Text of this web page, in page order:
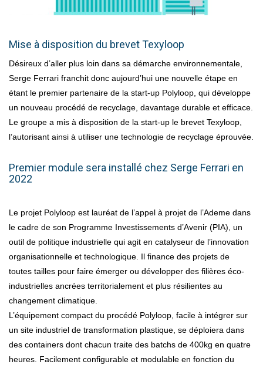
Mise à disposition du brevet Texyloop
Désireux d’aller plus loin dans sa démarche environnementale,
Serge Ferrari franchit donc aujourd’hui une nouvelle étape en
étant le premier partenaire de la start-up Polyloop, qui développe
un nouveau procédé de recyclage, davantage durable et efficace.
Le groupe a mis à disposition de la start-up le brevet Texyloop,
l’autorisant ainsi à utiliser une technologie de recyclage éprouvée.
Premier module sera installé chez Serge Ferrari en
2022
Le projet Polyloop est lauréat de l’appel à projet de l’Ademe dans
le cadre de son Programme Investissements d’Avenir (PIA), un
outil de politique industrielle qui agit en catalyseur de l’innovation
organisationnelle et technologique. Il finance des projets de
toutes tailles pour faire émerger ou développer des filières éco-
industrielles ancrées territorialement et plus résilientes au
changement climatique.
L’équipement compact du procédé Polyloop, facile à intégrer sur
un site industriel de transformation plastique, se déploiera dans
des containers dont chacun traite des batchs de 400kg en quatre
heures. Facilement configurable et modulable en fonction du